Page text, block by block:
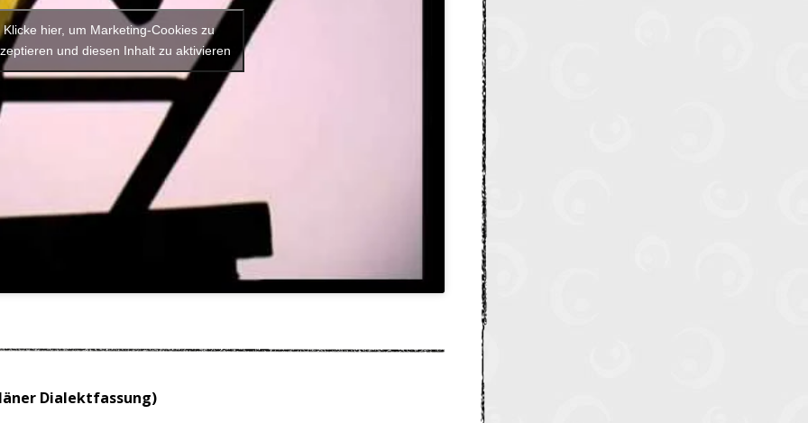
Klicke hier, um Marketing-Cookies zu
und diesen Inhalt zu aktivieren
Dialektfassung)